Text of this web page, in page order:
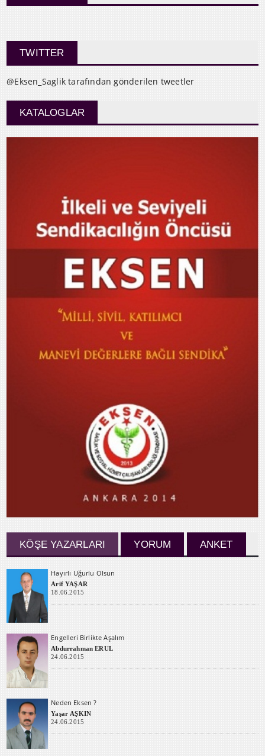
TWITTER
@Eksen_Saglik tarafından gönderilen tweetler
KATALOGLAR
KÖŞE YAZARLARI YORUM ANKET
Hayırlı Uğurlu Olsun
Arif YAŞAR
18.06.2015
Engelleri Birlikte Aşalım
Abdurrahman ERUL
24.06.2015
Neden Eksen ?
Yaşar AŞKIN
24.06.2015